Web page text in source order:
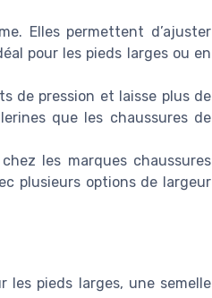
Elles permettent d’ajuster
pour les pieds larges ou en
de pression et laisse plus de
que les chaussures de
les marques chaussures
plusieurs options de largeur
les pieds larges, une semelle